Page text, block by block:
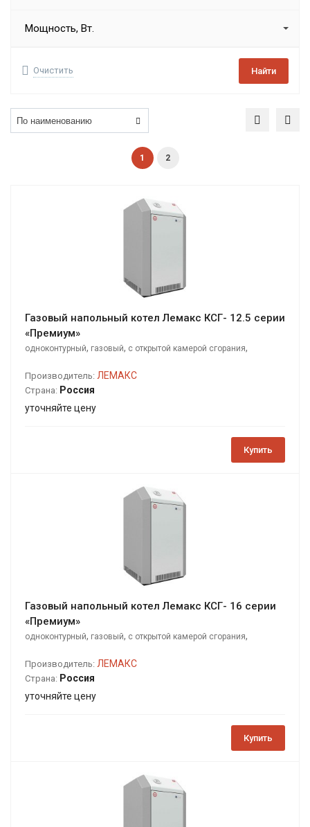
Мощность, Вт.
Очистить Найти
1 2
Газовый напольный котел Лемакс КСГ- 12.5 серии
«Премиум»
одноконтурный, газовый, с открытой камерой сгорания,
Производитель: ЛЕМАКС
Страна: Россия
уточняйте цену
Купить
Газовый напольный котел Лемакс КСГ- 16 серии
«Премиум»
одноконтурный, газовый, с открытой камерой сгорания,
Производитель: ЛЕМАКС
Страна: Россия
уточняйте цену
Купить